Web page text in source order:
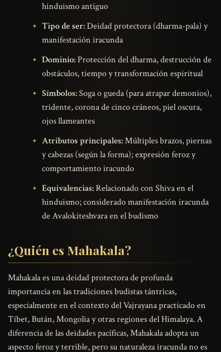
hinduismo antiguo
Tipo de ser:Deidad protectora (dharma-pala) y
manifestación iracunda
Dominio:Protección del dharma, destrucción de
obstáculos, tiempo y transformación espiritual
Símbolos:Soga o gueda (para atrapar demonios),
tridente, corona de cinco cráneos, piel oscura,
ojos llameantes
Atributos principales:Múltiples brazos, piernas
y cabezas (según la forma); expresión feroz y
comportamiento iracundo
Equivalencias:Relacionado con Shiva en el
hinduismo; considerado manifestación iracunda
de Avalokiteshvara en el budismo
¿Quién es Mahakala?
Mahakala es una deidad protectora de profunda
importancia en las tradiciones budistas tántricas,
especialmente en el contexto del Vajrayana practicado en
Tíbet, Bután, Mongolia y otras regiones del Himalaya. A
diferencia de las deidades pacíficas, Mahakala adopta un
aspecto feroz y terrible, pero su naturaleza iracunda no es